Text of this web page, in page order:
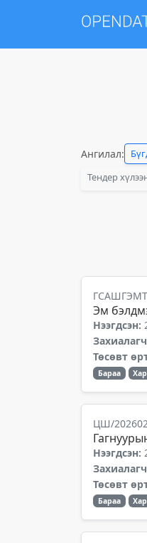
Ангилал:
Тендер
Эм
Нээгдсэн:
Төсөвт
Бараа
ЦШ/
Нээгдсэн:
Төсөвт
Бараа